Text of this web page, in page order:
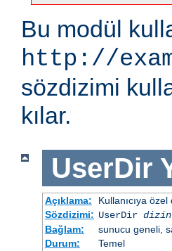
Bu modül
http://
sözdizimi
kılar.
UserDir
Açıklama:
Kullanıcıya
Sözdizimi: UserDir dizin
Bağlam:
sunucu geneli,
Durum:
Temel